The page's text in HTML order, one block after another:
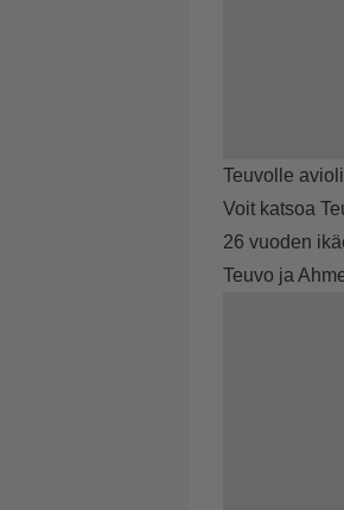
Teuvolle
Voit katsoa
26 vuoden
Teuvo ja